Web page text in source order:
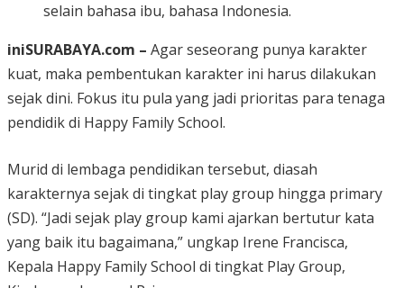
selain bahasa ibu, bahasa Indonesia.
iniSURABAYA.com – Agar seseorang punya karakter
kuat, maka pembentukan karakter ini harus dilakukan
sejak dini. Fokus itu pula yang jadi prioritas para tenaga
pendidik di Happy Family School.
Murid di lembaga pendidikan tersebut, diasah
karakternya sejak di tingkat play group hingga primary
(SD). “Jadi sejak play group kami ajarkan bertutur kata
yang baik itu bagaimana,” ungkap Irene Francisca,
Kepala Happy Family School di tingkat Play Group,